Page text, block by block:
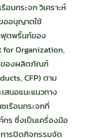
อนกระจก วิเคราะห์
ออนุญาตใช้
ฟุตพริ้นท์ของ
Organization,
ของผลิตภัณฑ์
CFP) ตาม
สนอแนะแนวทาง
เรือนกระจกที่
ร ซึ่งเป็นเครื่องมือ
ารปิดกิจกรรมจัด